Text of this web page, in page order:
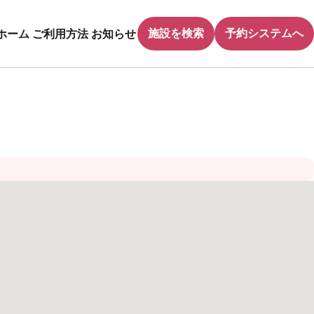
ーム ご利用方法 お知らせ 施設を検索 予約システムへ